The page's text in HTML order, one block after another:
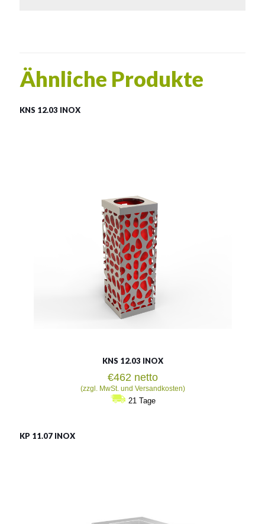
Ähnliche Produkte
KNS 12.03 INOX
43l
Siehe mehr
KNS 12.03 INOX
€462 netto
(zzgl. MwSt. und Versandkosten)
21 Tage
KP 11.07 INOX